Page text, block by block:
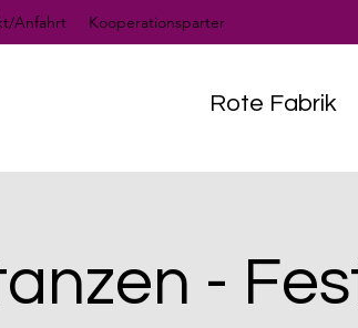
Anfahrt Kooperationsparter
Rote Fabrik
-